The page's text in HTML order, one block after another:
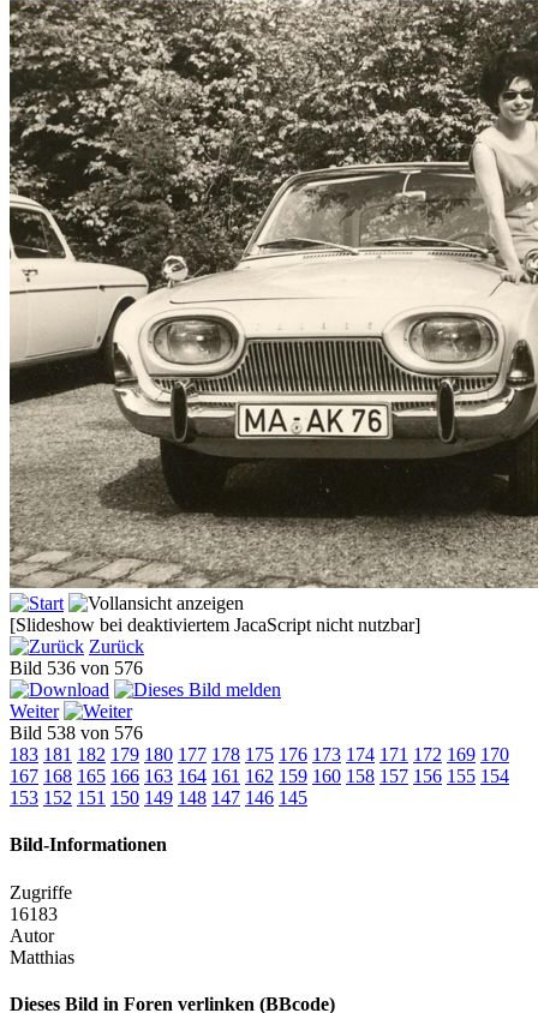
[Slideshow bei deaktiviertem JacaScript nicht nutzbar]
Zurück
Bild 536 von 576
Weiter
Bild 538 von 576
183 181 182 179 180 177 178 175 176 173 174 171 172 169 170
167 168 165 166 163 164 161 162 159 160 158 157 156 155 154
153 152 151 150 149 148 147 146 145
Bild-Informationen
Zugriffe
16183
Autor
Matthias
Dieses Bild in Foren verlinken (BBcode)